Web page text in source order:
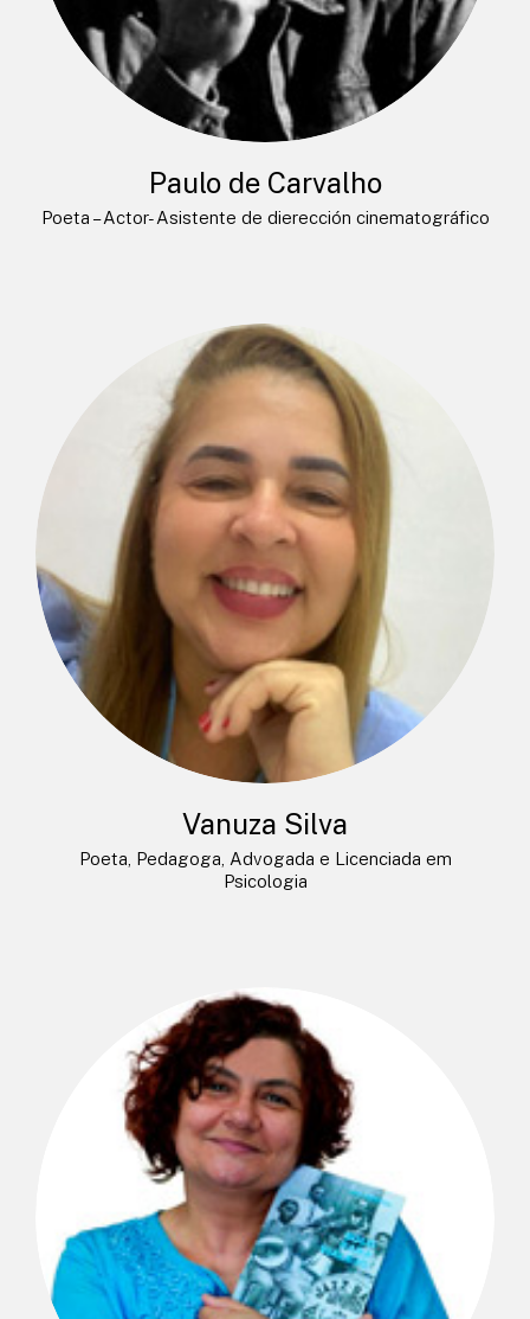
Paulo de Carvalho
Poeta – Actor- Asistente de dierección cinematográfico
Vanuza Silva
Poeta, Pedagoga, Advogada e Licenciada em
Psicologia